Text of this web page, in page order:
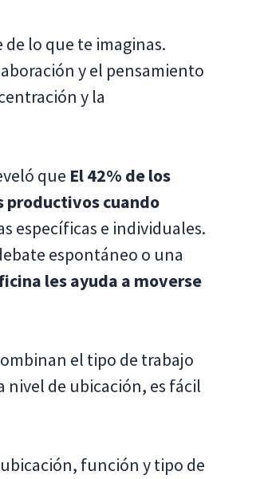
lo que te imaginas.
y el pensamiento
y la
que El 42% de los
productivos cuando
específicas e individuales.
espontáneo o una
les ayuda a moverse
el tipo de trabajo
de ubicación, es fácil
función y tipo de